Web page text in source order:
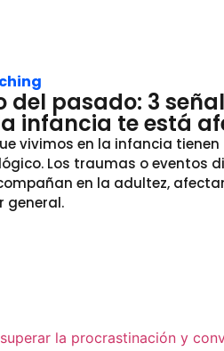
del pasado: 3
infancia te está
vivimos en la infancia
Los traumas o eventos
en la adultez,
general.